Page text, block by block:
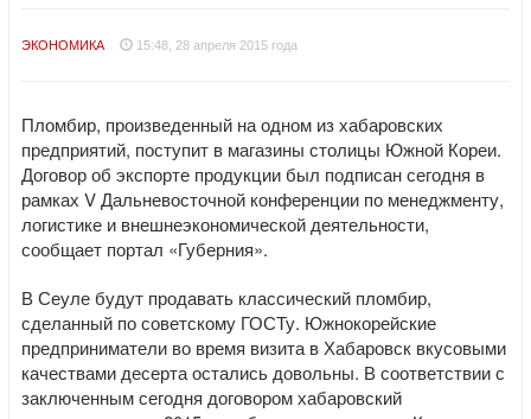
ЭКОНОМИКА 15:48, 28 апреля 2015 года
Пломбир, произведенный на одном из хабаровских
предприятий, поступит в магазины столицы Южной Кореи.
Договор об экспорте продукции был подписан сегодня в
рамках V Дальневосточной конференции по менеджменту,
логистике и внешнеэкономической деятельности,
сообщает портал «Губерния».
В Сеуле будут продавать классический пломбир,
сделанный по советскому ГОСТу. Южнокорейские
предприниматели во время визита в Хабаровск вкусовыми
качествами десерта остались довольны. В соответствии с
заключенным сегодня договором хабаровский